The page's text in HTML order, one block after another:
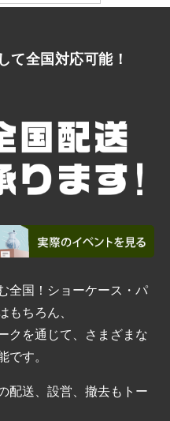
て全国対応可能！
全国！ショーケース・パ
もちろん、
クを通じて、さまざまな
です。
配送、設営、撤去もトー